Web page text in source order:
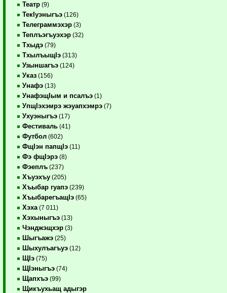
Театр (9)
ТекIуэныгъэ (126)
Телеграммэхэр (3)
Теплъэгъуэхэр (32)
Тхыдэ (79)
ТхылъыщIэ (313)
Узыншагъэ (124)
Указ (156)
Унафэ (13)
УнафэщIым и псалъэ (1)
УпщIэхэмрэ жэуапхэмрэ (7)
Ухуэныгъэ (17)
Фестиваль (41)
Футбол (602)
ФщIэн папщIэ (11)
Фэ фщIэрэ (8)
Фэеплъ (237)
Хъуэхъу (205)
Хъыбар гуапэ (239)
ХъыбарегъащIэ (65)
Хэха (7 011)
Хэхыныгъэ (13)
Чэнджэщхэр (3)
Шыгъажэ (25)
Шыхулъагъуэ (12)
ЩIэ (75)
ЩIэныгъэ (74)
Щапхъэ (99)
Щикъухьащ адыгэр